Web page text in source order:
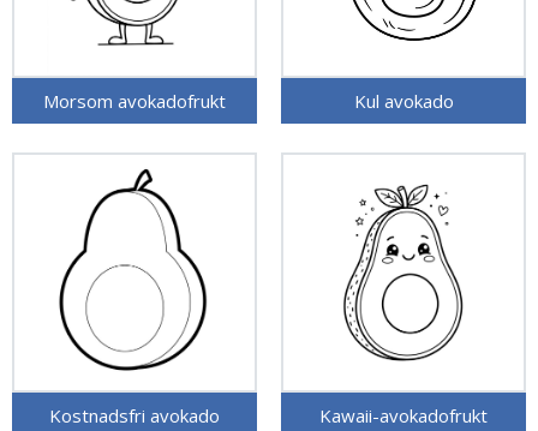
Morsom avokadofrukt Kul avokado
Kostnadsfri avokado Kawaii-avokadofrukt